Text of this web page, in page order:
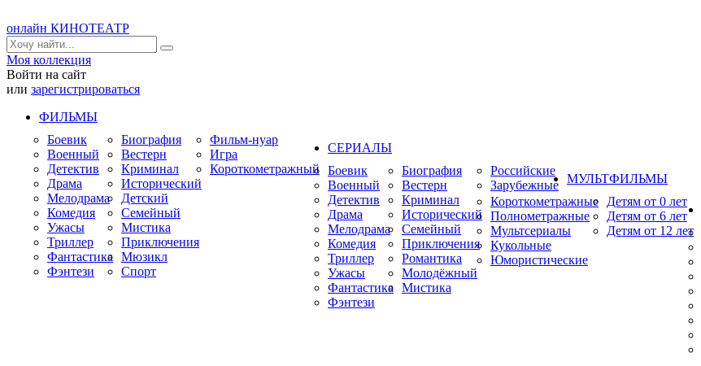
онлайн КИНОТЕАТР
Моя коллекция
Войти на сайт
или зарегистрироваться
ФИЛЬМЫ
Боевик
Военный
Детектив
Драма
Мелодрама
Комедия
Ужасы
Триллер
Фантастика
Фэнтези
Биография
Вестерн
Криминал
Исторический
Детский
Семейный
Мистика
Приключения
Мюзикл
Спорт
Фильм-нуар
Игра
Короткометражный
СЕРИАЛЫ
Боевик
Военный
Детектив
Драма
Мелодрама
Комедия
Триллер
Ужасы
Фантастика
Фэнтези
Биография
Вестерн
Криминал
Исторический
Семейный
Приключения
Романтика
Молодёжный
Мистика
Российские
Зарубежные МУЛЬТФИЛЬМЫ
Короткометражные
Полнометражные
Мультсериалы
Кукольные
Юмористические
Детям от 0 лет
Детям от 6 лет
Детям от 12 лет